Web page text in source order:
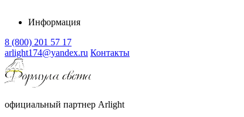
Информация
8 (800) 201 57 17
arlight174@yandex.ru Контакты
официальный партнер Arlight